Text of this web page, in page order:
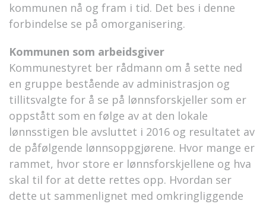
kommunen nå og fram i tid. Det bes i denne
forbindelse se på omorganisering.
Kommunen som arbeidsgiver
Kommunestyret ber rådmann om å sette ned
en gruppe bestående av administrasjon og
tillitsvalgte for å se på lønnsforskjeller som er
oppstått som en følge av at den lokale
lønnsstigen ble avsluttet i 2016 og resultatet av
de påfølgende lønnsoppgjørene. Hvor mange er
rammet, hvor store er lønnsforskjellene og hva
skal til for at dette rettes opp. Hvordan ser
dette ut sammenlignet med omkringliggende